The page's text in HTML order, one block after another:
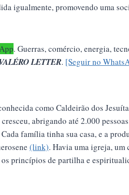
igualmente, promovendo uma
. Guerras, comércio, energia,
LETTER. [Seguir no
como Caldeirão dos
abrigando até 2.000
família tinha sua casa, e a
(link). Havia uma igreja, um
princípios de partilha e